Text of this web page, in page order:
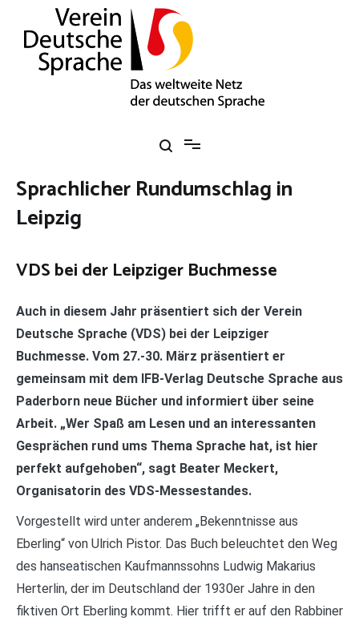
springen
Sprachlicher Rundumschlag in
Leipzig
VDS bei der Leipziger Buchmesse
Auch in diesem Jahr präsentiert sich der Verein
Deutsche Sprache (VDS) bei der Leipziger
Buchmesse. Vom 27.-30. März präsentiert er
gemeinsam mit dem IFB-Verlag Deutsche Sprache aus
Paderborn neue Bücher und informiert über seine
Arbeit. „Wer Spaß am Lesen und an interessanten
Gesprächen rund ums Thema Sprache hat, ist hier
perfekt aufgehoben“, sagt Beater Meckert,
Organisatorin des VDS-Messestandes.
Vorgestellt wird unter anderem „Bekenntnisse aus
Eberling“ von Ulrich Pistor. Das Buch beleuchtet den Weg
des hanseatischen Kaufmannssohns Ludwig Makarius
Herterlin, der im Deutschland der 1930er Jahre in den
fiktiven Ort Eberling kommt. Hier trifft er auf den Rabbiner